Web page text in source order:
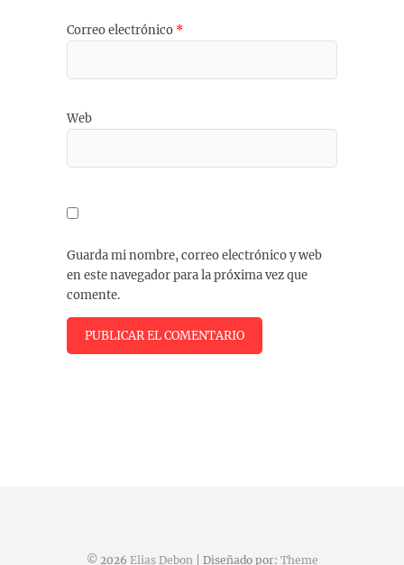
Correo electrónico *
Web
Guarda mi nombre, correo electrónico y web
en este navegador para la próxima vez que
comente.
© 2026 Elias Debon| Diseñado por: Theme